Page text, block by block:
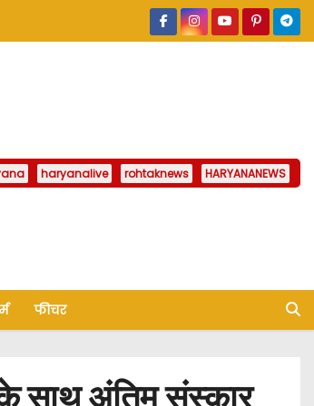
haryanalive rohtaknews HARYANANEWS
फीचर